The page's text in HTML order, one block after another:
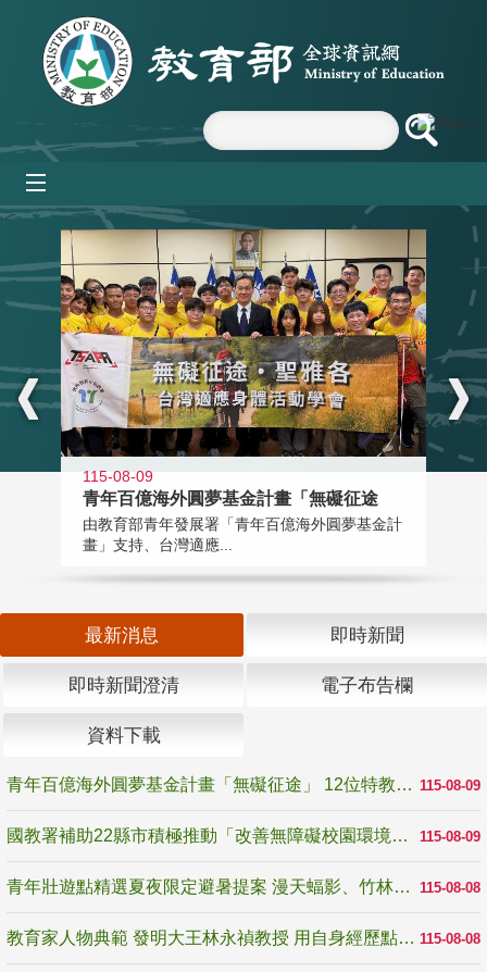
跳到主要內容區塊
:::
115-08-09
青年百億海外圓夢基金計畫「無礙征途
由教育部青年發展署「青年百億海外圓夢基金計
畫」支持、台灣適應...
最新消息 即時新聞
即時新聞澄清 電子布告欄
資料下載
115-08-09
青年百億海外圓夢基金計畫「無礙征途」 12位特教與弱勢青年勇闖西班牙 跨越感官限制見證生命蛻變
115-08-09
國教署補助22縣市積極推動「改善無障礙校園環境計畫」 打造友善、安全、無礙學習空間
115-08-08
青年壯遊點精選夏夜限定避暑提案 漫天蝠影、竹林尋蛙、茶香夜觀 邀青年暮色出發
115-08-08
教育家人物典範 發明大王林永禎教授 用自身經歷點亮學生的路